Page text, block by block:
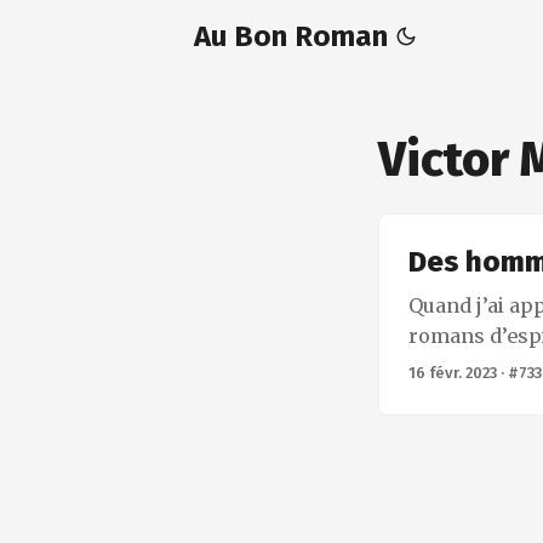
Au Bon Roman
Victor
Des
Quand j’ai
romans
Pourquoi lui
16 févr. 2023 · #733